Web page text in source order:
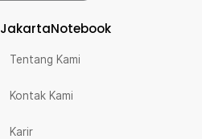
JakartaNotebook
Tentang Kami
Kontak Kami
Karir